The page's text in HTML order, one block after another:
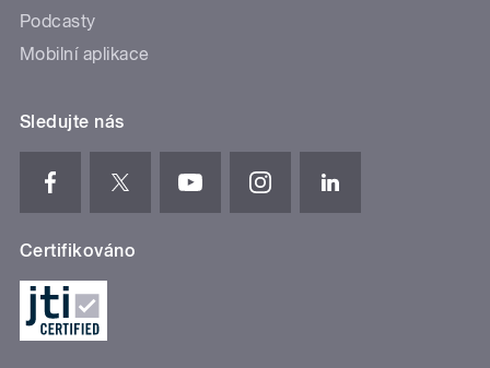
Podcasty
Mobilní aplikace
Sledujte nás
Certifikováno